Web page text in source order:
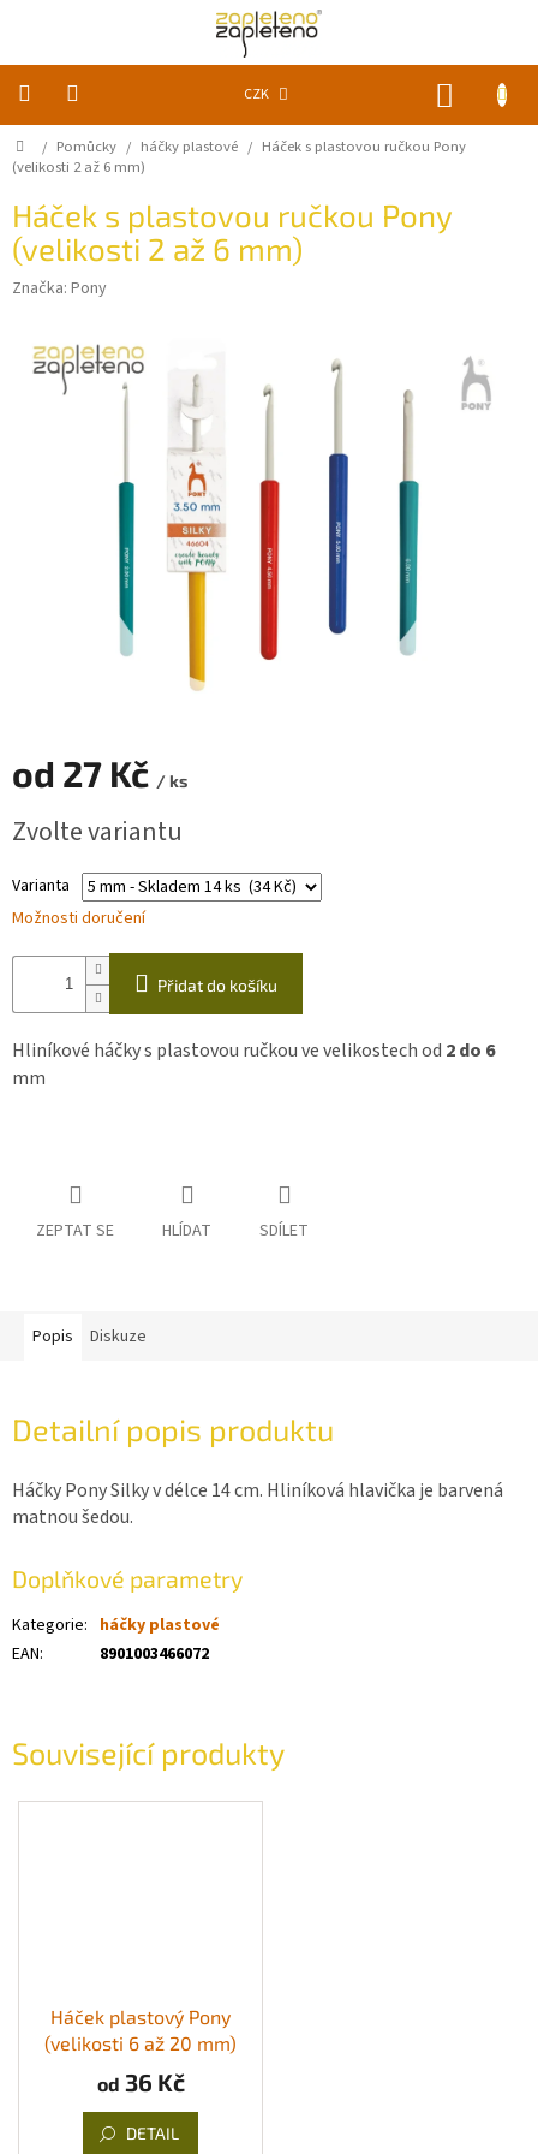
CZK
KLUBKA
k
Akce
a
slevy
Doplňky
Napište
nám
Provizní
Měna
(CZK)
Přihlášení
Domů
/ Pomůcky / háčky plastové / Háček s plastovou ručkou Pony
(velikosti 2 až 6 mm)
Háček s plastovou ručkou Pony
(velikosti 2 až 6 mm)
Značka: Pony
od 27 Kč / ks
cena:
Zvolte variantu
Varianta
Možnosti doručení
Přidat do košíku
Hliníkové háčky s plastovou ručkou ve velikostech od 2do 6
mm
ZEPTAT SE HLÍDAT SDÍLET
Související produkty
Háček plastový Pony
(velikosti 6 až 20 mm)
od 36 Kč
DETAIL
Popis Diskuze
Detailní popis produktu
Háčky Pony Silky v délce 14 cm. Hliníková hlavička je barvená
matnou šedou.
Doplňkové parametry
Kategorie: háčky plastové
EAN: 8901003466072